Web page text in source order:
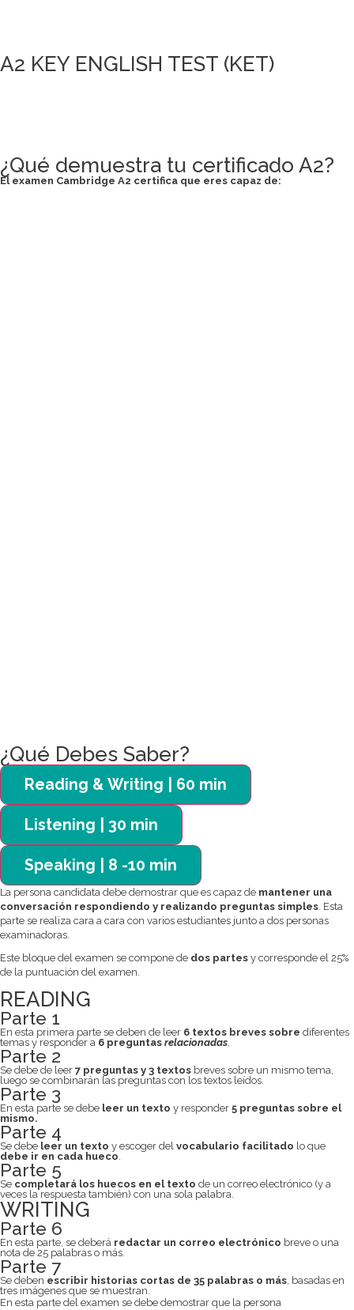
A2 KEY ENGLISH TEST (KET)
¿Qué demuestra tu certificado A2?
El examen Cambridge A2 certifica que eres capaz de:
¿Qué Debes Saber?
Reading & Writing | 60 min
Listening | 30 min
Speaking | 8 -10 min
La persona candidata debe demostrar que es capaz de mantener una
conversación respondiendo y realizando preguntas simples . Esta
parte se realiza cara a cara con varios estudiantes junto a dos personas
examinadoras.
Este bloque del examen se compone de dos partes y corresponde el 25%
de la puntuación del examen.
READING
Parte 1
En esta primera parte se deben de leer 6 textos breves sobre diferentes
temas y responder a 6 preguntas relacionadas.
Parte 2
Se debe de leer 7 preguntas y 3 textos breves sobre un mismo tema,
luego se combinarán las preguntas con los textos leídos.
Parte 3
En esta parte se debe leer un texto y responder 5 preguntas sobre el
mismo.
Parte 4
Se debe leer un texto y escoger del vocabulario facilitado lo que
debe ir en cada hueco.
Parte 5
Se completará los huecos en el texto de un correo electrónico (y a
veces la respuesta también) con una sola palabra.
WRITING
Parte 6
En esta parte, se deberá redactar un correo electrónico breve o una
nota de 25 palabras o más.
Parte 7
Se deben escribir historias cortas de 35 palabras o más, basadas en
tres imágenes que se muestran.
En esta parte del examen se debe demostrar que la persona